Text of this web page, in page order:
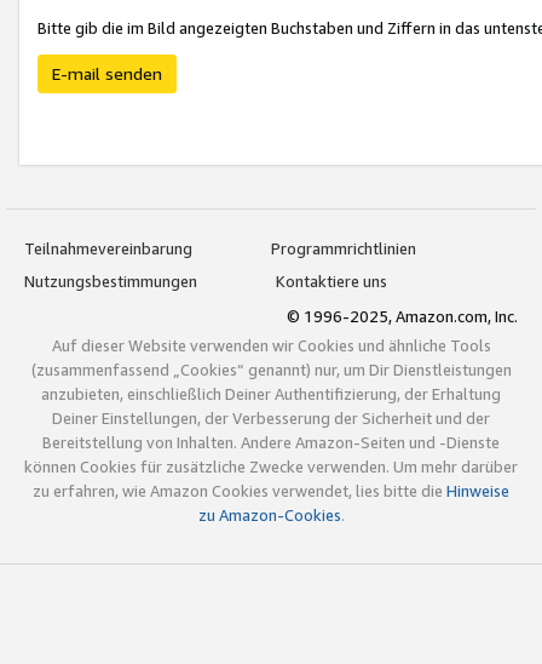
Bitte gib die im Bild angezeigten Buchstaben und Ziffern in das
E-mail senden
Teilnahmevereinbarung
Programmrichtlinien
Nutzungsbestimmungen
Kontaktiere uns
© 1996-2025, Amazon.com, Inc.
Auf dieser Website verwenden wir Cookies und ähnliche Tools
(zusammenfassend „Cookies“ genannt) nur, um Dir Dienstleistungen
anzubieten, einschließlich Deiner Authentifizierung, der Erhaltung
Deiner Einstellungen, der Verbesserung der Sicherheit und der
Bereitstellung von Inhalten. Andere Amazon-Seiten und -Dienste
können Cookies für zusätzliche Zwecke verwenden. Um mehr darüber
zu erfahren, wie Amazon Cookies verwendet, lies bitte die Hinweise
zu Amazon-Cookies.